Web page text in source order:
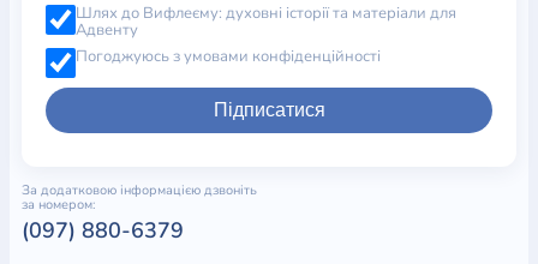
Шлях до Вифлеєму: духовні історії та матеріали для
Адвенту
Погоджуюсь з умовами конфіденційності
Підписатися
За додатковою інформацією дзвоніть
за номером:
(097) 880-6379